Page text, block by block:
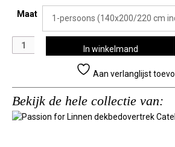
Maat
Passion
for
white
taupe
In winkelmand
Aan verlanglijst
Bekijk de hele collectie van: